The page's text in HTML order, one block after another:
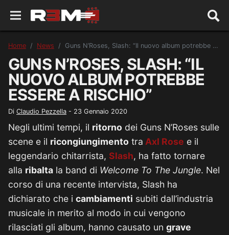
Home News Guns N’Roses, Slash: “Il nuovo album potrebbe essere a rischio”
GUNS N’ROSES, SLASH: “IL
NUOVO ALBUM POTREBBE
ESSERE A RISCHIO”
Di Claudio Pezzella - 23 Gennaio 2020
Negli ultimi tempi, il ritorno dei Guns N’Roses sulle
scene e il ricongiungimento tra Axl Rose e il
leggendario chitarrista, Slash, ha fatto tornare
alla ribalta la band di Welcome To The Jungle. Nel
corso di una recente intervista, Slash ha
dichiarato che i cambiamenti subiti dall’industria
musicale in merito al modo in cui vengono
rilasciati gli album, hanno causato un grave